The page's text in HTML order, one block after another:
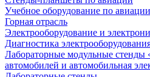
Учебное оборудование по авиации
Горная отрасль
Электрооборудование и
Диагностика
Лабораторные модульные стенды
автомобилей и автомобильная